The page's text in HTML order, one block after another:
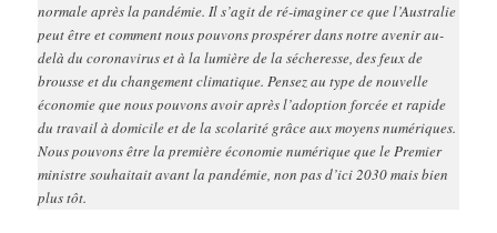
normale après la pandémie. Il s’agit de ré-imaginer ce que l’Australie
peut être et comment nous pouvons prospérer dans notre avenir au-
delà du coronavirus et à la lumière de la sécheresse, des feux de
brousse et du changement climatique. Pensez au type de nouvelle
économie que nous pouvons avoir après l’adoption forcée et rapide
du travail à domicile et de la scolarité grâce aux moyens numériques.
Nous pouvons être la première économie numérique que le Premier
ministre souhaitait avant la pandémie, non pas d’ici 2030 mais bien
plus tôt.